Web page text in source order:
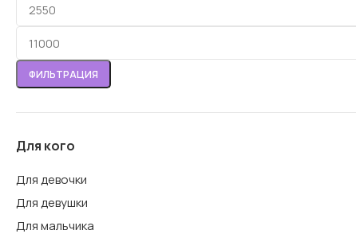
ФИЛЬТРАЦИЯ
Для кого
Для девочки
Для девушки
Для мальчика